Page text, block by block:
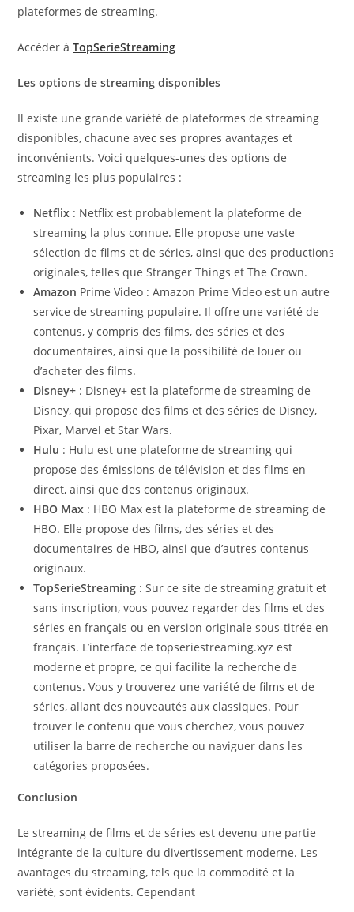
plateformes de streaming.
Accéder àTopSerieStreaming
Les options de streaming disponibles
Il existe une grande variété de plateformes de streaming
disponibles, chacune avec ses propres avantages et
inconvénients. Voici quelques-unes des options de
streaming les plus populaires :
Netflix : Netflix est probablement la plateforme de
streaming la plus connue. Elle propose une vaste
sélection de films et de séries, ainsi que des productions
originales, telles que Stranger Things et The Crown.
Amazon Prime Video : Amazon Prime Video est un autre
service de streaming populaire. Il offre une variété de
contenus, y compris des films, des séries et des
documentaires, ainsi que la possibilité de louer ou
d’acheter des films.
Disney+ : Disney+ est la plateforme de streaming de
Disney, qui propose des films et des séries de Disney,
Pixar, Marvel et Star Wars.
Hulu : Hulu est une plateforme de streaming qui
propose des émissions de télévision et des films en
direct, ainsi que des contenus originaux.
HBO Max : HBO Max est la plateforme de streaming de
HBO. Elle propose des films, des séries et des
documentaires de HBO, ainsi que d’autres contenus
originaux.
TopSerieStreaming : Sur ce site de streaming gratuit et
sans inscription, vous pouvez regarder des films et des
séries en français ou en version originale sous-titrée en
français. L’interface de topseriestreaming.xyz est
moderne et propre, ce qui facilite la recherche de
contenus. Vous y trouverez une variété de films et de
séries, allant des nouveautés aux classiques. Pour
trouver le contenu que vous cherchez, vous pouvez
utiliser la barre de recherche ou naviguer dans les
catégories proposées.
Conclusion
Le streaming de films et de séries est devenu une partie
intégrante de la culture du divertissement moderne. Les
avantages du streaming, tels que la commodité et la
variété, sont évidents. Cependant